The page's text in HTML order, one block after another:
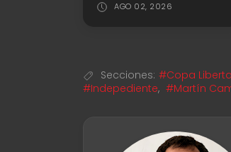
AGO 02, 2026
Secciones: #Copa
#Indepediente, #Martín